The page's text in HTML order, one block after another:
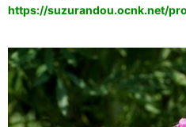
https://suzurandou.ocnk.net/